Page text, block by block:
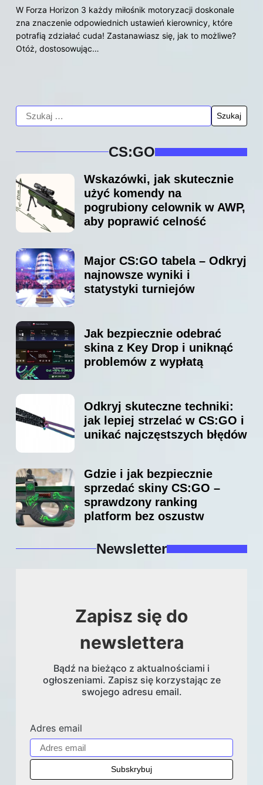
W Forza Horizon 3 każdy miłośnik motoryzacji doskonale
zna znaczenie odpowiednich ustawień kierownicy, które
potrafią zdziałać cuda! Zastanawiasz się, jak to możliwe?
Otóż, dostosowując…
CS:GO
Wskazówki, jak skutecznie
użyć komendy na
pogrubiony celownik w AWP,
aby poprawić celność
Major CS:GO tabela – Odkryj
najnowsze wyniki i
statystyki turniejów
Jak bezpiecznie odebrać
skina z Key Drop i uniknąć
problemów z wypłatą
Odkryj skuteczne techniki:
jak lepiej strzelać w CS:GO i
unikać najczęstszych błędów
Gdzie i jak bezpiecznie
sprzedać skiny CS:GO –
sprawdzony ranking
platform bez oszustw
Newsletter
Zapisz się do
newslettera
Bądź na bieżąco z aktualnościami i
ogłoszeniami. Zapisz się korzystając ze
swojego adresu email.
Adres email